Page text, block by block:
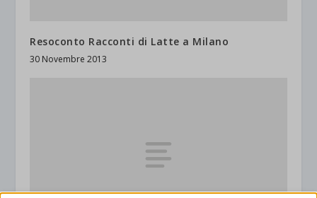
Resoconto Racconti di Latte a Milano
30 Novembre 2013